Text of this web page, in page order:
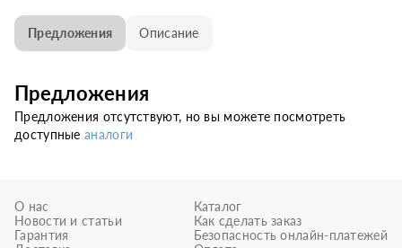
Предложения Описание
Предложения
Предложения отсутствуют, но вы можете посмотреть
доступныеаналоги
О нас
Новости и статьи
Гарантия
Каталог
Как сделать заказ
Безопасность онлайн-платежей